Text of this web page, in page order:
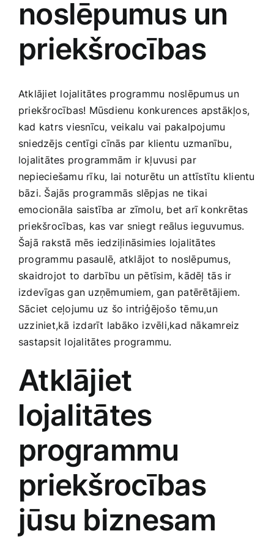
Medicīnas preces
Mobilie telefoni, planšetdatori
Pārtikas preces
Preces birojam
Preces pieaugušajiem
Rotaļlietas, bērnu preces
Smaržas, kosmētika
Sports, tūrisms un atpūta
TV un Sadzīves tehnika
Zoo preces
noslēpumus un
priekšrocības
Atklājiet lojalitātes programmu noslēpumus un ​
priekšrocības! Mūsdienu konkurences apstākļos, ​
kad katrs viesnīcu, veikalu vai pakalpojumu
sniedzējs‍ centīgi cīnās par klientu uzmanību,
lojalitātes programmām ir kļuvusi par
nepieciešamu rīku, lai noturētu un attīstītu klientu
bāzi. Šajās programmās‌ slēpjas⁣ ne⁤ tikai
emocionāla saistība ar zīmolu, bet arī konkrētas
priekšrocības, kas var⁣ sniegt reālus ieguvumus.
Šajā rakstā mēs iedziļināsimies lojalitātes
programmu pasaulē,‍ atklājot to noslēpumus,
skaidrojot ⁣to darbību un pētīsim, kādēļ⁤ tās ir
‍izdevīgas‍ gan uzņēmumiem, gan ‍patērētājiem.
Sāciet ceļojumu uz šo intriģējošo tēmu,un
uzziniet,kā izdarīt labāko izvēli,kad nākamreiz
sastapsit lojalitātes programmu.
Atklājiet
⁢lojalitātes
programmu
priekšrocības
jūsu biznesam